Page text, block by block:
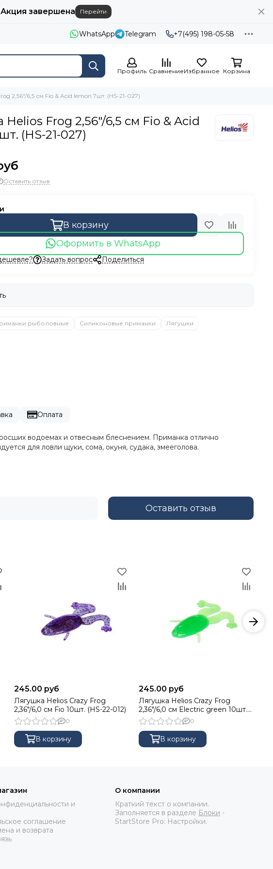
Акция завершена Перейти
WhatsApp Telegram +7(495) 198-05-58
Профиль СравнениеИзбранное Корзина
2,56"/6,5 см Fio & Acid lemon 7шт. (HS-21-027)
Helios Frog 2,56"/6,5 см Fio & Acid
(HS-21-027)
Оставить отзыв
В корзину
Оформить в WhatsApp
Задать вопрос Поделиться
рыболовные Силиконовые приманки Лягушки
Оплата
водоемах и отвесным блеснением. Приманка отлично
для ловли щуки, сома, окуня, судака, змееголова.
Оставить отзыв
245.00 руб
Лягушка Helios Crazy Frog
2,36"/6,0 см Fio 10шт. (HS-22-012)
0
В корзину
245.00 руб
Лягушка Helios Crazy Frog
2,36"/6,0 см Electric green 10шт.
(HS-22-007)
0
В корзину
и
соглашение
и возврата
О компании
Краткий текст о компании.
Заполняется в разделе Блоки -
StartStore Pro: Настройки.